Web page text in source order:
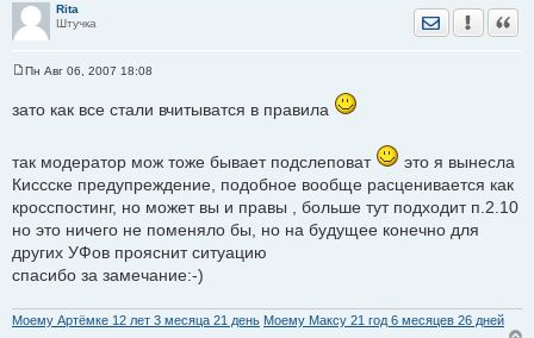
Rita
Штучка
Отправить
о
н
и
Пн Авг 06, 2007 18:08
зато как все стали вчитыватся в правила
так модератор мож тоже бывает подслеповат
это я вынесла
Киссске предупреждение, подобное вообще расценивается как
кросспостинг, но может вы и правы , больше тут подходит п.2.10
но это ничего не поменяло бы, но нa будущее конечно для
других УФов прояснит ситуацию
спасибо за замечание:-)
Моему Артёмке 12 лет 3 месяца 21 день Моему Максу 21 год 6 месяцев 26 дней